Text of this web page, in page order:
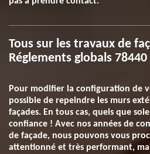
Tous sur les travaux de
Réglements globals 78440
Pour modifier la configuration de
possible de repeindre les murs
façades. En tous cas, quels que
confiance ! Avec nos années de
de façade, nous pouvons vous
attentionné et très performant,